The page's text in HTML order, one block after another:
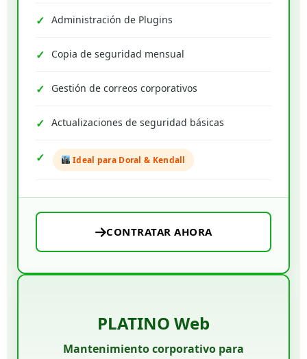
Administración de Plugins
Copia de seguridad mensual
Gestión de correos corporativos
Actualizaciones de seguridad básicas
Ideal para Doral & Kendall
CONTRATAR AHORA
PLATINO Web
Mantenimiento corporativo para